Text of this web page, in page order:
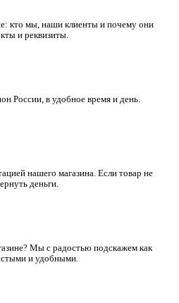
кто мы, наши клиенты и почему они
и реквизиты.
России, в удобное время и день.
нашего магазина. Если товар не
деньги.
Мы с радостью подскажем как
и удобными.